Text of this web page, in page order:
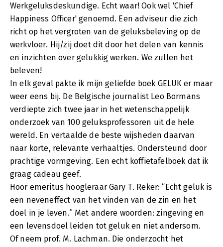
Werkgeluksdeskundige. Echt waar! Ook wel 'Chief
Happiness Officer' genoemd. Een adviseur die zich
richt op het vergroten van de geluksbeleving op de
werkvloer. Hij/zij doet dit door het delen van kennis
en inzichten over gelukkig werken. We zullen het
beleven!
In elk geval pakte ik mijn geliefde boek GELUK er maar
weer eens bij. De Belgische journalist Leo Bormans
verdiepte zich twee jaar in het wetenschappelijk
onderzoek van 100 geluksprofessoren uit de hele
wereld. En vertaalde de beste wijsheden daarvan
naar korte, relevante verhaaltjes. Ondersteund door
prachtige vormgeving. Een echt koffietafelboek dat ik
graag cadeau geef.
Hoor emeritus hoogleraar Gary T. Reker: “Echt geluk is
een neveneffect van het vinden van de zin en het
doel in je leven.” Met andere woorden: zingeving en
een levensdoel leiden tot geluk en niet andersom.
Of neem prof. M. Lachman. Die onderzocht het